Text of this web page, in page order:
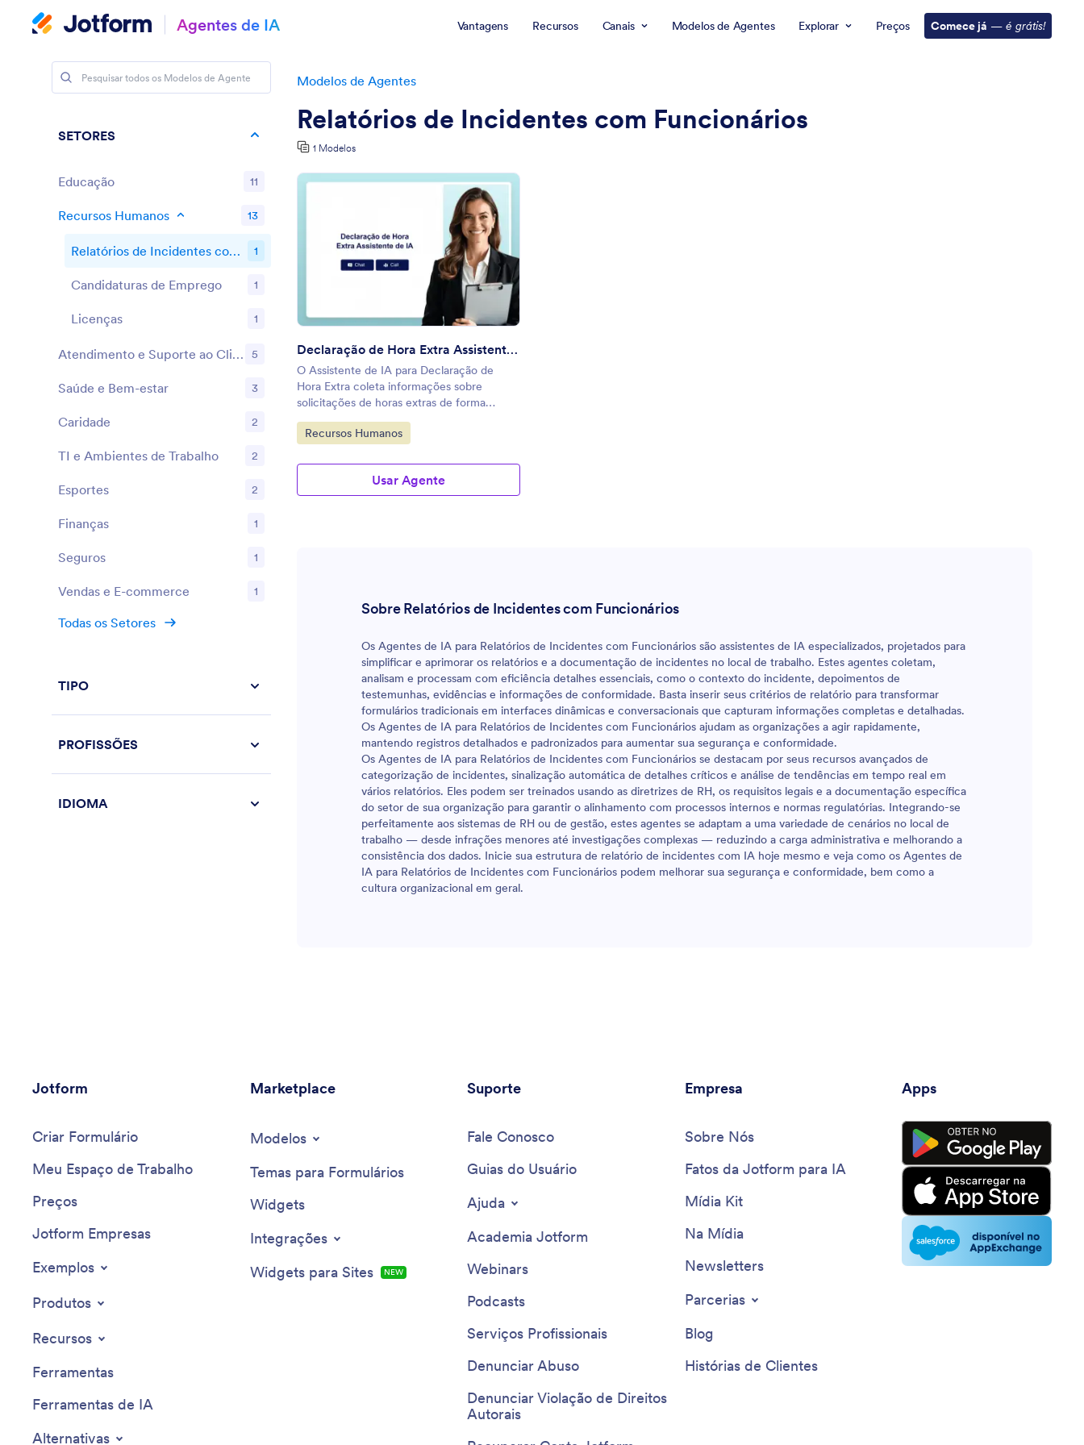
Agentes de IA Vantagens Recursos Canais Modelos de Agentes Explorar Preços Comece já — é grátis!
Modelos de Agentes
Relatórios de Incidentes com Funcionários
1 Modelos
Visualizar: Declaração de Hora Extra Assistente de IA
Declaração de Hora Extra Assistente de IA
O Assistente de IA para Declaração de
Hora Extra coleta informações sobre
solicitações de horas extras de forma
interativa.
Ir para Categoria:
Recursos Humanos
Usar Agente
Sobre Relatórios de Incidentes com Funcionários
Os Agentes de IA para Relatórios de Incidentes com Funcionários são assistentes de IA especializados, projetados para
simplificar e aprimorar os relatórios e a documentação de incidentes no local de trabalho. Estes agentes coletam,
analisam e processam com eficiência detalhes essenciais, como o contexto do incidente, depoimentos de
testemunhas, evidências e informações de conformidade. Basta inserir seus critérios de relatório para transformar
formulários tradicionais em interfaces dinâmicas e conversacionais que capturam informações completas e detalhadas.
Os Agentes de IA para Relatórios de Incidentes com Funcionários ajudam as organizações a agir rapidamente,
mantendo registros detalhados e padronizados para aumentar sua segurança e conformidade.
Os Agentes de IA para Relatórios de Incidentes com Funcionários se destacam por seus recursos avançados de
categorização de incidentes, sinalização automática de detalhes críticos e análise de tendências em tempo real em
vários relatórios. Eles podem ser treinados usando as diretrizes de RH, os requisitos legais e a documentação específica
do setor de sua organização para garantir o alinhamento com processos internos e normas regulatórias. Integrando-se
perfeitamente aos sistemas de RH ou de gestão, estes agentes se adaptam a uma variedade de cenários no local de
trabalho — desde infrações menores até investigações complexas — reduzindo a carga administrativa e melhorando a
consistência dos dados. Inicie sua estrutura de relatório de incidentes com IA hoje mesmo e veja como os Agentes de
IA para Relatórios de Incidentes com Funcionários podem melhorar sua segurança e conformidade, bem como a
cultura organizacional em geral.
SETORES
Educação 11
Recursos Humanos 13
Relatórios de Incidentes com Funcionários 1
Candidaturas de Emprego 1
Licenças 1
Atendimento e Suporte ao Cliente 5
Saúde e Bem-estar 3
Caridade 2
TI e Ambientes de Trabalho 2
Esportes 2
Finanças 1
Seguros 1
Vendas e E-commerce 1
Todas os Setores
TIPO
PROFISSÕES
IDIOMA
Jotform
Criar Formulário
Meu Espaço de Trabalho
Preços
Jotform Empresas
Exemplos
Produtos
Recursos
Ferramentas
Ferramentas de IA
Alternativas
Marketplace
Modelos
Temas para Formulários
Widgets
Integrações
Widgets para Sites
NEW
Suporte
Fale Conosco
Guias do Usuário
Ajuda
Academia Jotform
Webinars
Podcasts
Serviços Profissionais
Denunciar Abuso
Denunciar Violação de Direitos
Autorais
Empresa
Sobre Nós
Fatos da Jotform para IA
Mídia Kit
Na Mídia
Newsletters
Parcerias
Blog
Histórias de Clientes
Apps